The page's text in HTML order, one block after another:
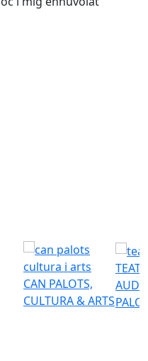
CAN PALOTS,
CULTURA & ARTS